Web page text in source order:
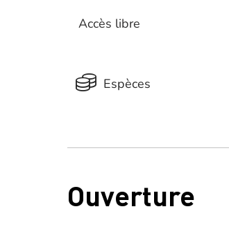
Accès libre
Espèces
Ouverture